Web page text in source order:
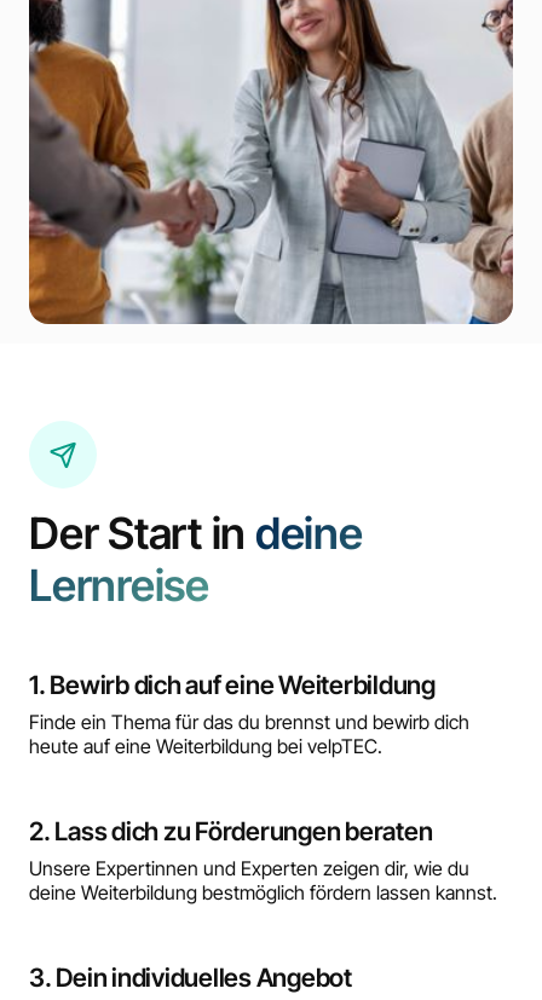
Der Start in deine
Lernreise
1. Bewirb dich auf eine Weiterbildung
Finde ein Thema für das du brennst und bewirb dich
heute auf eine Weiterbildung bei velpTEC.
2. Lass dich zu Förderungen beraten
Unsere Expertinnen und Experten zeigen dir, wie du
deine Weiterbildung bestmöglich fördern lassen kannst.
3. Dein individuelles Angebot